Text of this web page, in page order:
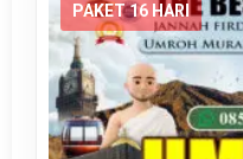
PAKET 16 HARI